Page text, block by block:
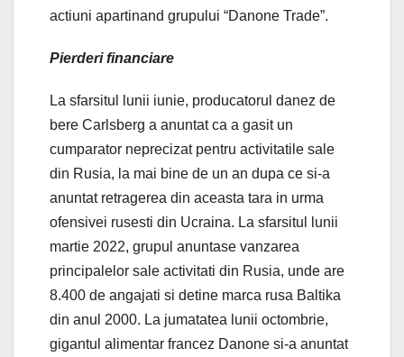
actiuni apartinand grupului “Danone Trade”.
Pierderi financiare
La sfarsitul lunii iunie, producatorul danez de
bere Carlsberg a anuntat ca a gasit un
cumparator neprecizat pentru activitatile sale
din Rusia, la mai bine de un an dupa ce si-a
anuntat retragerea din aceasta tara in urma
ofensivei rusesti din Ucraina. La sfarsitul lunii
martie 2022, grupul anuntase vanzarea
principalelor sale activitati din Rusia, unde are
8.400 de angajati si detine marca rusa Baltika
din anul 2000. La jumatatea lunii octombrie,
gigantul alimentar francez Danone si-a anuntat